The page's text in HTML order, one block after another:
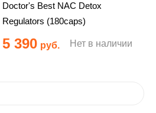
Doctor's Best NAC Detox
Regulators (180caps)
5 390 руб. Нет в наличии